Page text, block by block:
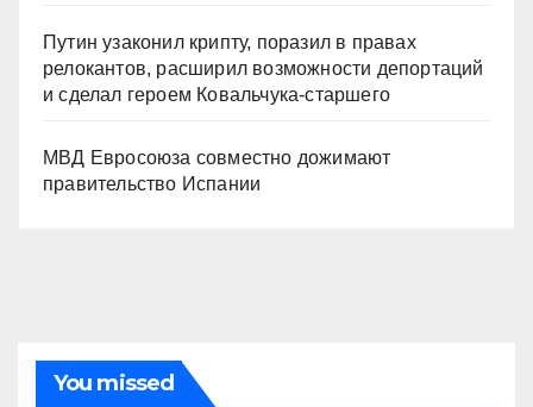
Путин узаконил крипту, поразил в правах
релокантов, расширил возможности депортаций
и сделал героем Ковальчука-старшего
МВД Евросоюза совместно дожимают
правительство Испании
You missed